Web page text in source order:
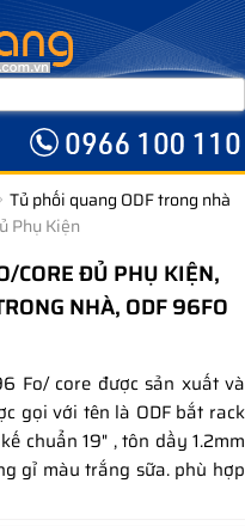
Tủ phối quang ODF trong nhà
Phụ Kiện
CORE ĐỦ PHỤ KIỆN,
NHÀ, ODF 96FO
Fo/ core được sản xuất và
gọi với tên là ODF bắt rack
chuẩn 19" , tôn dầy 1.2mm
gỉ màu trắng sữa. phù hợp